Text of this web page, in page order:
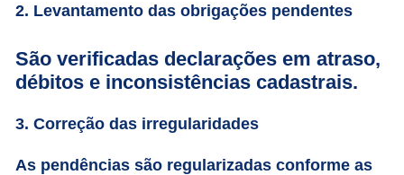
2. Levantamento das obrigações pendentes
São verificadas declarações em atraso,
débitos e inconsistências cadastrais.
3. Correção das irregularidades
As pendências são regularizadas conforme as